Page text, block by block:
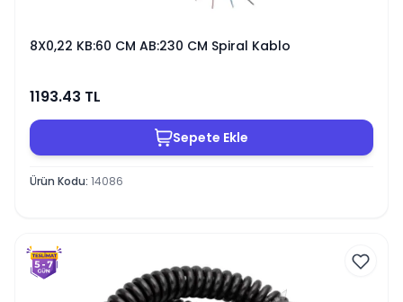
8X0,22 KB:60 CM AB:230 CM Spiral Kablo
1193.43 TL
Sepete Ekle
Ürün Kodu: 14086